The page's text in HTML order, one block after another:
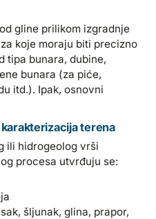
gline prilikom izgradnje
koje moraju biti precizno
tipa bunara, dubine,
bunara (za piće,
itd.). Ipak, osnovni
terena
ili hidrogeolog vrši
procesa utvrđuju se:
šljunak, glina, prapor,